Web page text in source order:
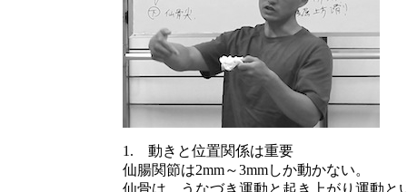
1. 動きと位置関係は重要
仙腸関節は2mm～3mmしか動かない。
仙骨は、うなづき運動と起き上がり運動と